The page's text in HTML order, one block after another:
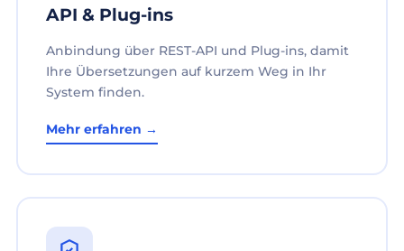
API & Plug-ins
Anbindung über REST-API und Plug-ins, damit
Ihre Übersetzungen auf kurzem Weg in Ihr
System finden.
Mehr erfahren →